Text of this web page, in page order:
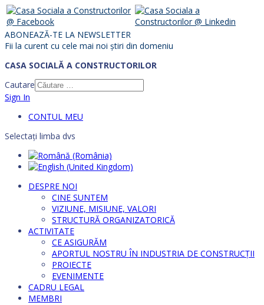
ABONEAZĂ-TE LA NEWSLETTER
Fii la curent cu cele mai noi știri din domeniu
CASA SOCIALĂ A CONSTRUCTORILOR
Cautare
Sign In
CONTUL MEU
Selectați limba dvs
DESPRE NOI
CINE SUNTEM
VIZIUNE, MISIUNE, VALORI
STRUCTURĂ ORGANIZATORICĂ
ACTIVITATE
CE ASIGURĂM
APORTUL NOSTRU ÎN INDUSTRIA DE CONSTRUCȚII
PROIECTE
EVENIMENTE
CADRU LEGAL
MEMBRI